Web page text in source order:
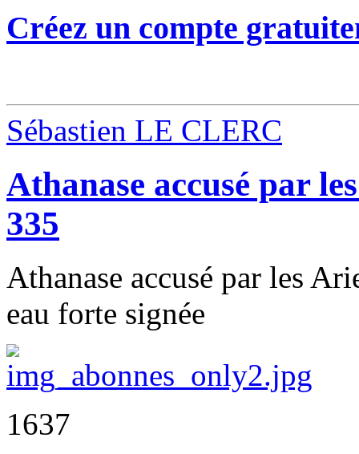
Créez un compte
Sébastien LE CLERC
Athanase accusé par
335
Athanase accusé par les
eau forte signée
1637